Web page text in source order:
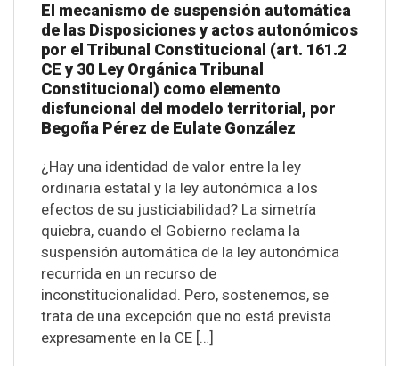
El mecanismo de suspensión automática
de las Disposiciones y actos autonómicos
por el Tribunal Constitucional (art. 161.2
CE y 30 Ley Orgánica Tribunal
Constitucional) como elemento
disfuncional del modelo territorial, por
Begoña Pérez de Eulate González
¿Hay una identidad de valor entre la ley
ordinaria estatal y la ley autonómica a los
efectos de su justiciabilidad? La simetría
quiebra, cuando el Gobierno reclama la
suspensión automática de la ley autonómica
recurrida en un recurso de
inconstitucionalidad. Pero, sostenemos, se
trata de una excepción que no está prevista
expresamente en la CE […]